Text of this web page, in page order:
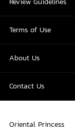
Terms of Use
About Us
Contact Us
Oriental Princess